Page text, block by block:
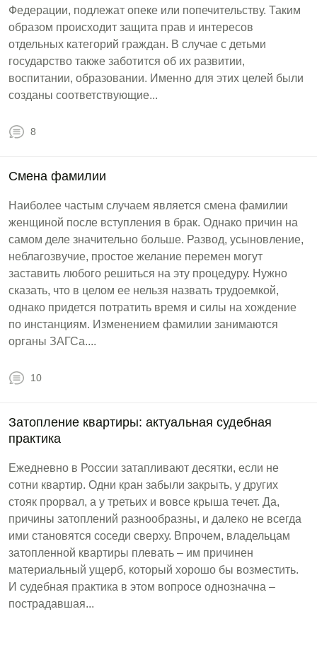
Федерации, подлежат опеке или попечительству. Таким
образом происходит защита прав и интересов
отдельных категорий граждан. В случае с детьми
государство также заботится об их развитии,
воспитании, образовании. Именно для этих целей были
созданы соответствующие...
8
Смена фамилии
Наиболее частым случаем является смена фамилии
женщиной после вступления в брак. Однако причин на
самом деле значительно больше. Развод, усыновление,
неблагозвучие, простое желание перемен могут
заставить любого решиться на эту процедуру. Нужно
сказать, что в целом ее нельзя назвать трудоемкой,
однако придется потратить время и силы на хождение
по инстанциям. Изменением фамилии занимаются
органы ЗАГСа....
10
Затопление квартиры: актуальная судебная
практика
Ежедневно в России затапливают десятки, если не
сотни квартир. Одни кран забыли закрыть, у других
стояк прорвал, а у третьих и вовсе крыша течет. Да,
причины затоплений разнообразны, и далеко не всегда
ими становятся соседи сверху. Впрочем, владельцам
затопленной квартиры плевать – им причинен
материальный ущерб, который хорошо бы возместить.
И судебная практика в этом вопросе однозначна –
пострадавшая...